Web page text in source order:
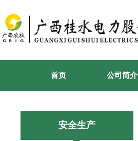
首页 公司简介
安全生产